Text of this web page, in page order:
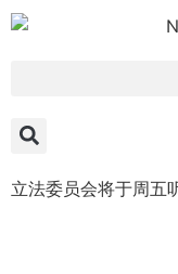
立法委员会将于周五